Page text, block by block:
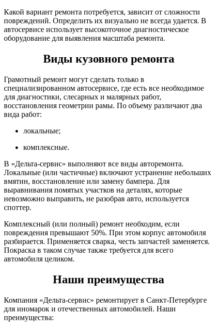
Какой вариант ремонта потребуется, зависит от сложности
повреждений. Определить их визуально не всегда удается. В
автосервисе использует высокоточное диагностическое
оборудование для выявления масштаба ремонта.
Виды кузовного ремонта
Грамотный ремонт могут сделать только в
специализированном автосервисе, где есть все необходимое
для диагностики, слесарных и малярных работ,
восстановления геометрии рамы. По объему различают два
вида работ:
локальные;
комплексные.
В «Дельта-сервис» выполняют все виды авторемонта.
Локальные (или частичные) включают устранение небольших
вмятин, восстановление или замену бампера. Для
выравнивания помятых участков на деталях, которые
невозможно выправить, не разобрав авто, используется
споттер.
Комплексный (или полный) ремонт необходим, если
повреждения превышают 50%. При этом корпус автомобиля
разбирается. Применяется сварка, честь запчастей заменяется.
Покраска в таком случае также требуется для всего
автомобиля целиком.
Наши преимущества
Компания «Дельта-сервис» ремонтирует в Санкт-Петербурге
для иномарок и отечественных автомобилей. Наши
преимущества: